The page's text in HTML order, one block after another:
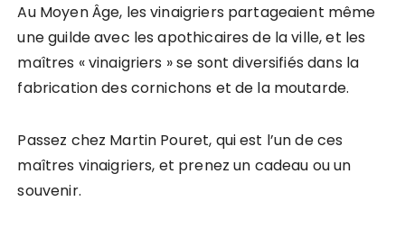
Au Moyen Âge, les vinaigriers partageaient même
une guilde avec les apothicaires de la ville, et les
maîtres « vinaigriers » se sont diversifiés dans la
fabrication des cornichons et de la moutarde.
Passez chez Martin Pouret, qui est l’un de ces
maîtres vinaigriers, et prenez un cadeau ou un
souvenir.